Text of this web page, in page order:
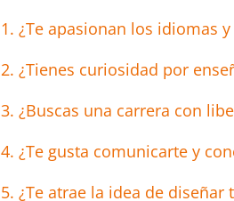
1. ¿Te apasionan los idiomas
2. ¿Tienes curiosidad por
3. ¿Buscas una carrera con
4. ¿Te gusta comunicarte y
5. ¿Te atrae la idea de diseñar